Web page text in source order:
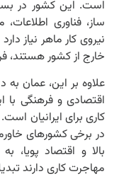
است. این کشور در
ساز، فناوری
نیروی کار ماهر نیاز
خارج از کشور هستند،
علاوه بر این، عمان به
اقتصادی و فرهنگی با
کاری برای ایرانیان
در برخی کشورهای
بالا و اقتصاد
مهاجرت کاری دارند